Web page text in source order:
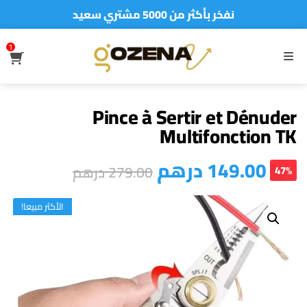
نفخر بأكثر من 5000 مشتري سعيد
MENU
1
Pince à Sertir et Dénuder
Multifonction TK
149.00درهم279.00درهم 47%
الأكثر مبيعا!